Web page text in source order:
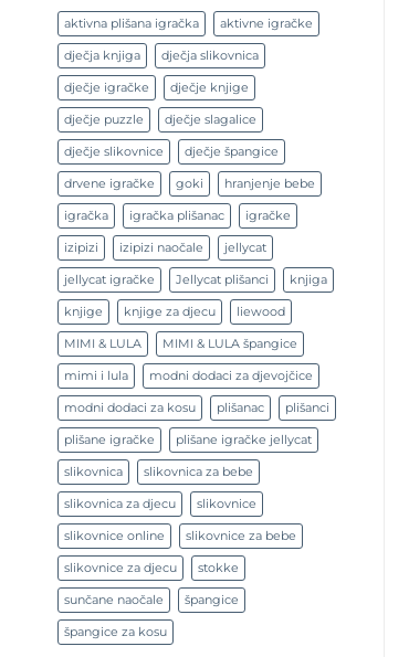
aktivna plišana igračka aktivne igračke
dječja knjiga dječja slikovnica
dječje igračke dječje knjige
dječje puzzle dječje slagalice
dječje slikovnice dječje špangice
drvene igračke goki hranjenje bebe
igračka igračka plišanac igračke
izipizi izipizi naočale jellycat
jellycat igračke Jellycat plišanci knjiga
knjige knjige za djecu liewood
MIMI & LULA MIMI & LULA špangice
mimi i lula modni dodaci za djevojčice
modni dodaci za kosu plišanac plišanci
plišane igračke plišane igračke jellycat
slikovnica slikovnica za bebe
slikovnica za djecu slikovnice
slikovnice online slikovnice za bebe
slikovnice za djecu stokke
sunčane naočale špangice
špangice za kosu